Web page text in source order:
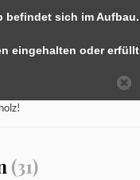
(31)
sich im Aufbau.
eingehalten oder erfüllt